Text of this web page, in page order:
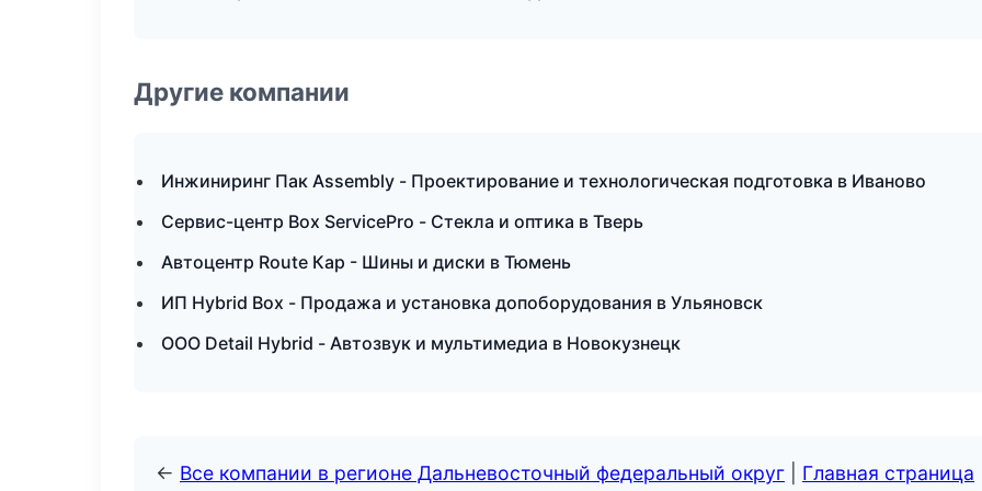
Другие компании
Инжиниринг Пак Assembly - Проектирование и технологическая подготовка в Иваново
Сервис-центр Box ServicePro - Стекла и оптика в Тверь
Автоцентр Route Кар - Шины и диски в Тюмень
ИП Hybrid Box - Продажа и установка допоборудования в Ульяновск
ООО Detail Hybrid - Автозвук и мультимедиа в Новокузнецк
← Все компании в регионе Дальневосточный федеральный округ Главная страница